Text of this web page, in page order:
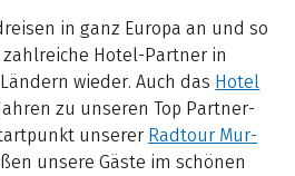
in ganz Europa an und so
Hotel-Partner in
wieder. Auch das Hotel
zu unseren Top Partner-
unserer Radtour Mur-
unsere Gäste im schönen